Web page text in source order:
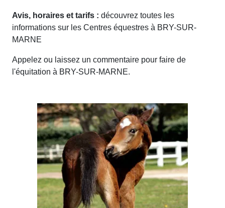
Avis, horaires et tarifs : découvrez toutes les
informations sur les Centres équestres à BRY-SUR-
MARNE
Appelez ou laissez un commentaire pour faire de
l'équitation à BRY-SUR-MARNE.